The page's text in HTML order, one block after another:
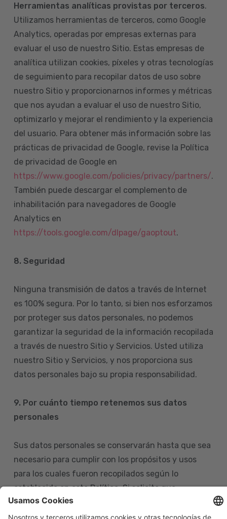
Herramientas analíticas provistas por terceros.
Utilizamos herramientas de terceros, como Google
Analytics, operadas por empresas externas para
evaluar el uso de nuestro Sitio. Estas empresas de
analítica utilizan cookies, píxeles y otras tecnologías
de seguimiento para recopilar datos de uso sobre
nuestro Sitio y proporcionarnos informes y métricas
que nos ayudan a evaluar el uso de nuestro Sitio,
optimizarlo y mejorar el rendimiento y la experiencia
del usuario. Para obtener más información sobre las
prácticas de privacidad de Google, revise la Política
de privacidad de Google en
https://www.google.com/policies/privacy/partners/.
También puede descargar el complemento de
inhabilitación para navegadores de Google
Analytics en
https://tools.google.com/dlpage/gaoptout.
8. Seguridad
Ninguna transmisión de datos a través de Internet
es 100% segura. Por lo tanto, si bien nos esforzamos
por proteger sus datos personales, no podemos
garantizar la seguridad de la información recopilada
a través de nuestro Sitio y Servicios. Usted utiliza
nuestro Sitio y Servicios, y nos proporciona sus
datos personales bajo su propia responsabilidad.
9. Por cuánto tiempo retenemos sus datos
personales
Sus datos personales se conservarán hasta que sea
necesario para cumplir con los propósitos y usos
para los cuales fueron recopilados según lo
establecido en esta Política. Si solicita que
eliminemos sus datos personales de nuestras bases
de datos, tenga en cuenta que igualmente